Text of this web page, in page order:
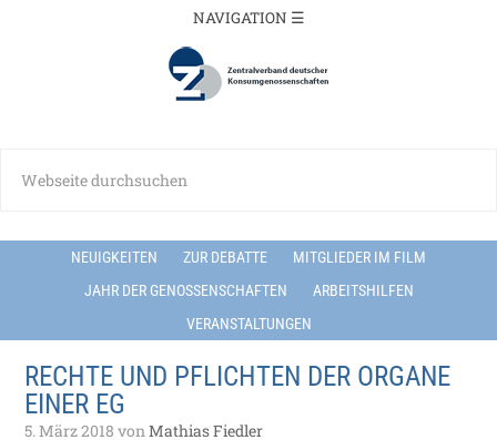
NEUIGKEITEN ZUR DEBATTE
MITGLIEDER IM FILM
JAHR DER GENOSSENSCHAFTEN
ARBEITSHILFEN
VERANSTALTUNGEN
RECHTE UND PFLICHTEN DER ORGANE
EINER EG
5. März 2018 vonMathias Fiedler